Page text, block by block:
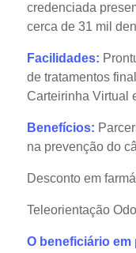
credenciada
cerca de 31 mil
Facilidades:
de tratamentos
Carteirinha Virtual
Benefícios:
na prevenção do
Desconto em
Teleorientação
O beneficiário